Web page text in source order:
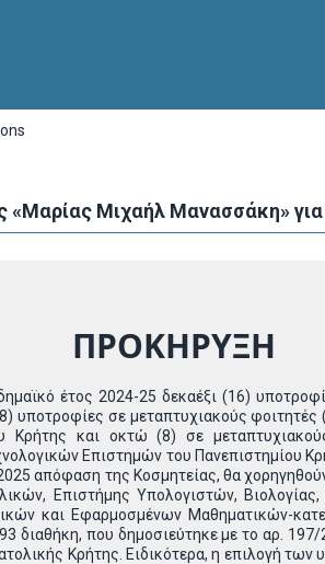
Μιχαήλ Μανασσάκη»
ΠΡΟΚΗΡΥΞΗ
έτος 2024-25 δεκαέξι (16)
σε μεταπτυχιακούς
Κρήτης και οκτώ (8) σε
Επιστημών του Πανεπιστημίου
απόφαση της Κοσμητείας, θα
Επιστήμης Υπολογιστών,
και Εφαρμοσμένων Μαθηματικών-
διαθήκη, που δημοσιεύτηκε με το αρ.
Κρήτης. Ειδικότερα, η επιλογή